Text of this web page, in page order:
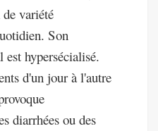
variété
Son
hypersécialisé.
d'un jour à l'autre
diarrhées ou des